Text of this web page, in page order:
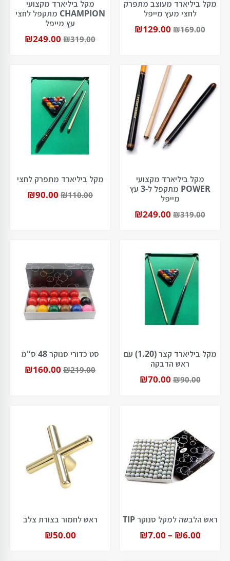
מקל ביליארד מעוצב מתפרק
לחצי מעץ מייפל
₪169.00
₪129.00
מקל ביליארד מקצועי
CHAMPION מתקפל לחצי
עץ מייפל
₪319.00
₪249.00
מקל ביליארד מקצועי
POWER מתקפל ל-3 עץ
מייפל
₪319.00
₪249.00
מקל ביליארד מתפרק לחצי
₪110.00
₪90.00
מקל ביליארד קצר (1.20) עם
ראש הדבקה
₪90.00
₪70.00
סט כדורי סנוקר 48 ס"מ
₪219.00
₪160.00
ראש הלבשה למקל סנוקר TIP
₪6.00
–
₪7.00
ראש לחמור בצורת צלב
₪50.00